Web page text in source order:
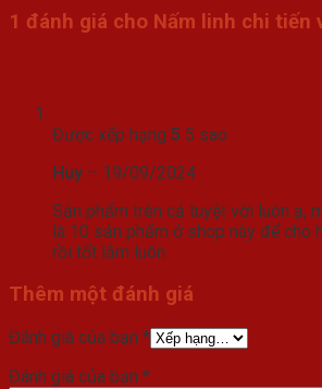
1 đánh giá cho Nấm linh chi tiến
Được xếp hạng 5 5 sao
Huy – 19/09/2024
Sản phẩm trên cả tuyệt vời luôn ạ,
là 10 sản phẩm ở shop này để cho
rồi tốt lắm luôn
Thêm một đánh giá
Đánh giá của bạn *
Đánh giá của bạn *